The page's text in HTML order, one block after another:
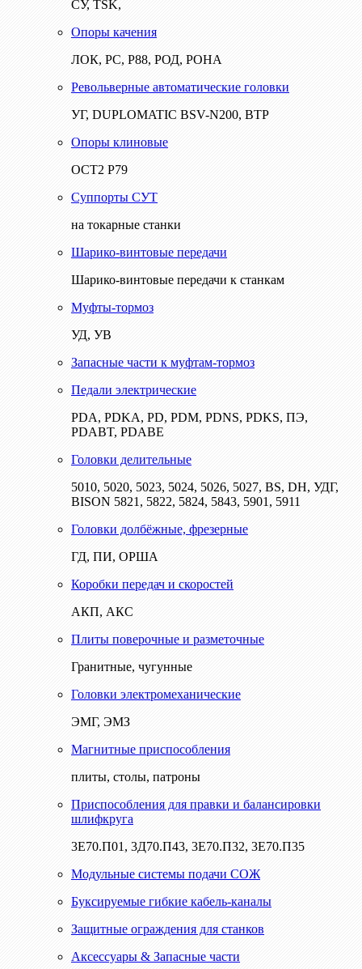
СУ, TSK,
Опоры качения
ЛОК, РС, Р88, РОД, РОНА
Револьверные автоматические головки
УГ, DUPLOMATIC BSV-N200, ВТР
Опоры клиновые
ОСТ2 Р79
Суппорты СУТ
на токарные станки
Шарико-винтовые передачи
Шарико-винтовые передачи к станкам
Муфты-тормоз
УД, УВ
Запасные части к муфтам-тормоз
Педали электрические
PDA, PDKA, PD, PDM, PDNS, PDKS, ПЭ,
PDABT, PDABE
Головки делительные
5010, 5020, 5023, 5024, 5026, 5027, BS, DH, УДГ,
BISON 5821, 5822, 5824, 5843, 5901, 5911
Головки долбёжные, фрезерные
ГД, ПИ, ОРША
Коробки передач и скоростей
АКП, АКС
Плиты поверочные и разметочные
Гранитные, чугунные
Головки электромеханические
ЭМГ, ЭМЗ
Магнитные приспособления
плиты, столы, патроны
Приспособления для правки и балансировки
шлифкруга
3Е70.П01, 3Д70.П43, 3Е70.П32, 3Е70.П35
Модульные системы подачи СОЖ
Буксируемые гибкие кабель-каналы
Защитные ограждения для станков
Аксессуары & Запасные части